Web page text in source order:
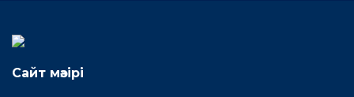
Сайт мәзірі